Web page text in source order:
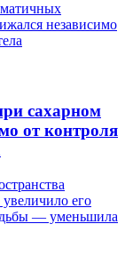
независимо
сахарном
от контроля
увеличило его
— уменьшила